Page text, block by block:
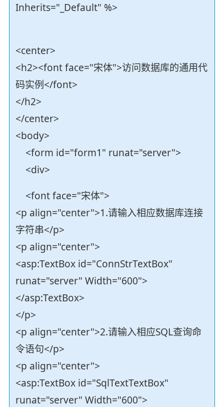
Inherits="_Default" %>
<center>
<h2><font face="宋体">访问数据库的通用代
码实例</font>
</h2>
</center>
<body>
<form id="form1" runat="server">
<div>
<font face="宋体">
<p align="center">1.请输入相应数据库连接
字符串</p>
<p align="center">
<asp:TextBox id="ConnStrTextBox"
runat="server" Width="600">
</asp:TextBox>
</p>
<p align="center">2.请输入相应SQL查询命
令语句</p>
<p align="center">
<asp:TextBox id="SqlTextTextBox"
runat="server" Width="600">